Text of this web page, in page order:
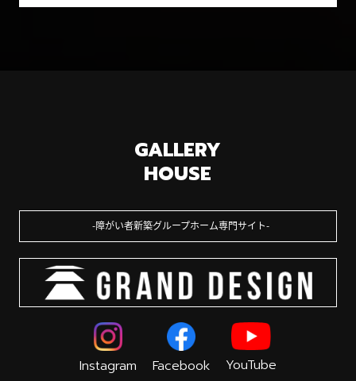
GALLERY
HOUSE
障がい者新築グループホーム専門サイト
Instagram Facebook YouTube